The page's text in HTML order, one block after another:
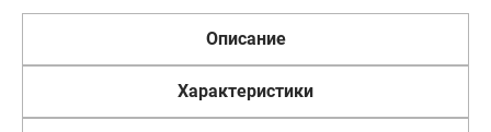
Описание
Характеристики